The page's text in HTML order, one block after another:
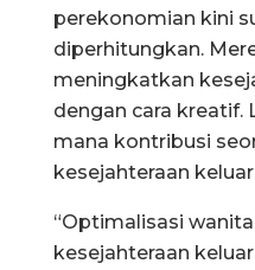
perekonomian kini
diperhitungkan.
meningkatkan
dengan cara kreatif.
mana kontribusi
kesejahteraan
“Optimalisasi
kesejahteraan